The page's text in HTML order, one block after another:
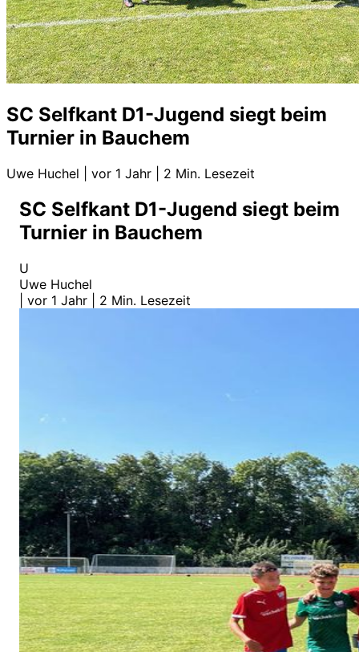
SC Selfkant D1-Jugend siegt beim
Turnier in Bauchem
Uwe Huchel vor 1 Jahr 2 Min. Lesezeit
SC Selfkant D1-Jugend siegt beim
Turnier in Bauchem
U
Uwe Huchel
vor 1 Jahr 2 Min. Lesezeit